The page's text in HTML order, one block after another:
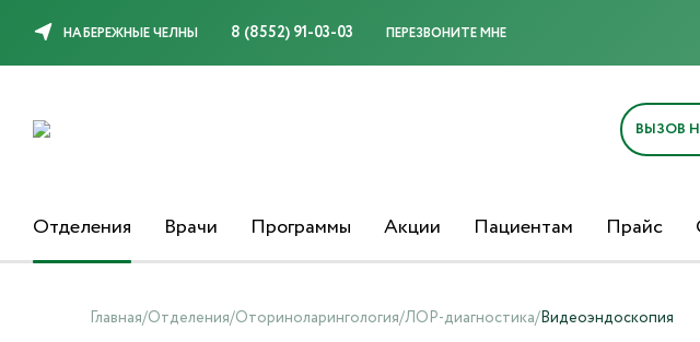
НАБЕРЕЖНЫЕ ЧЕЛНЫ 8 (8552) 91-03-03 ПЕРЕЗВОНИТЕ МНЕ
ВЫЗОВ
Отделения Врачи Программы Акции Пациентам Прайс
Главная/Отделения/Оториноларингология/ЛОР-диагностика/Видеоэндоскопия